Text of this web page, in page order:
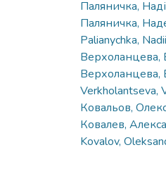
Паляничка,
Паляничка,
Palianychka,
Верхоланцева,
Верхоланцева,
Verkholantseva,
Ковальов,
Ковалев,
Kovalov,